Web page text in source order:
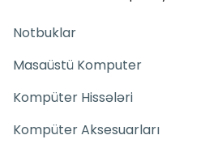
Notbuklar
Masaüstü Komputer
Kompüter Hissələri
Kompüter Aksesuarları